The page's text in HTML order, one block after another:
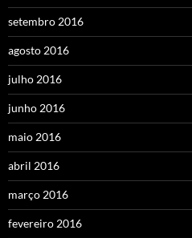
setembro 2016
agosto 2016
julho 2016
junho 2016
maio 2016
abril 2016
março 2016
fevereiro 2016